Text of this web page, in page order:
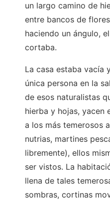
un largo camino de
entre bancos de
haciendo un ángulo,
cortaba.
La casa estaba vacía
única persona en la
de esos naturalistas
hierba y hojas, yacen
a los más temerosos
nutrias, martines
libremente), ellos
ser vistos. La
llena de tales
sombras, cortinas